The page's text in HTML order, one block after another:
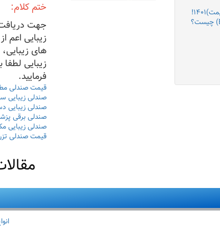
ختم کلام:
جهت
زیبایی اعم
های
زیبایی لطفا
فرمایید.
قیمت صندلی
صندلی زیبایی
صندلی زیبایی
صندلی برقی
صندلی زیبایی
قیمت صندلی